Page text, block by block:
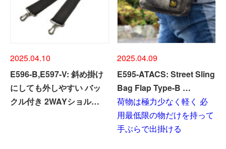
2025.04.10
E596-B,E597-V: 斜め掛け
にしても外しやすい バッ
クル付き 2WAYショル…
2025.04.09
E595-ATACS: Street Sling
Bag Flap Type-B …
荷物は極力少なく軽く 必
用最低限の物だけを持って
手ぶらで出掛ける